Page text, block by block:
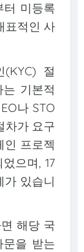
터 미등록
표적인 사
(KYC) 절
기본적
나 STO
차가 요구
인 프로젝
으며, 17
있습니
해당 국
을 받는